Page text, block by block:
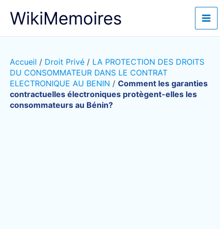
WikiMemoires
Accueil / Droit Privé / LA PROTECTION DES DROITS
DU CONSOMMATEUR DANS LE CONTRAT
ELECTRONIQUE AU BENIN / Comment les garanties
contractuelles électroniques protègent-elles les
consommateurs au Bénin?